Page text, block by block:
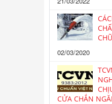
02/03/2020
CỬA CHẮN